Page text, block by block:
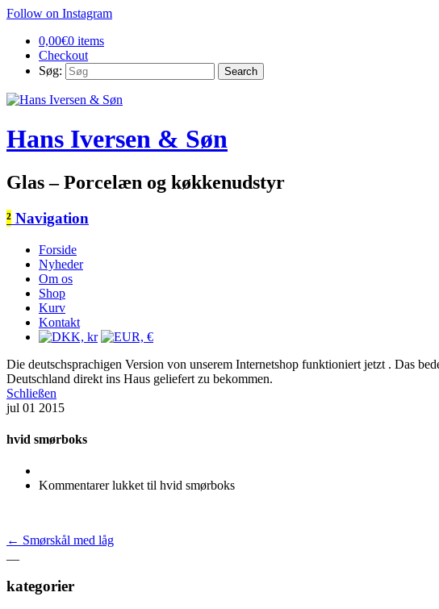
Follow on Instagram
0,00€0 items
Checkout
Søg:
Hans Iversen & Søn
Glas – Porcelæn og køkkenudstyr
² Navigation
Forside
Nyheder
Om os
Shop
Kurv
Kontakt
Die deutschsprachigen Version von unserem Internetshop funktioniert jetzt . Das
Deutschland direkt ins Haus geliefert zu bekommen.
Schließen
jul 01 2015
hvid smørboks
Kommentarer lukket til hvid smørboks
← Smørskål med låg
kategorier